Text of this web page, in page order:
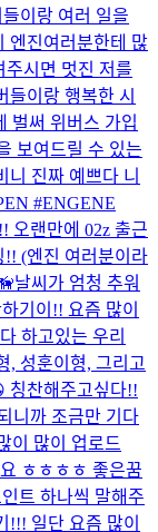
이랑 여러 일을
엔진여러분한테 많
시면 멋진 저를
이랑 행복한 시
벌써 위버스 가입
보여드릴 수 있는
니 진짜 예쁘다 니
#ENGENE
오랜만에 02z 출근
!! (엔진 여러분이라
날씨가 엄청 추워
기이!! 요즘 많이
하고있는 우리
, 성훈이형, 그리고
칭찬해주고싶다!!
니까 조금만 기다
이 많이 업로드
ㅎㅎㅎㅎ 좋은꿈
트 하나씩 말해주
!!! 일단 요즘 많이